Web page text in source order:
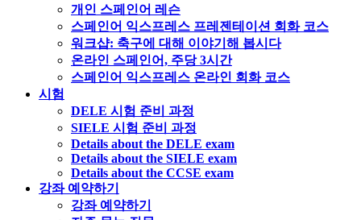
개인 스페인어 레슨
스페인어 익스프레스 프레젠테이션 회화 코스
워크샵: 축구에 대해 이야기해 봅시다
온라인 스페인어, 주당 3시간
스페인어 익스프레스 온라인 회화 코스
시험
DELE 시험 준비 과정
SIELE 시험 준비 과정
Details about the DELE exam
Details about the SIELE exam
Details about the CCSE exam
강좌 예약하기
강좌 예약하기